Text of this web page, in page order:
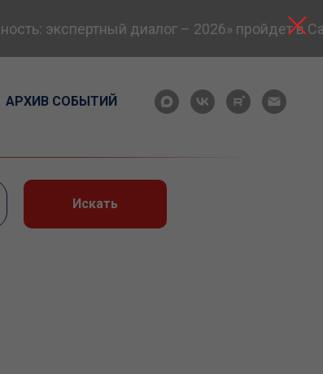
экспертный диалог – 2026» пройдет в
АРХИВ СОБЫТИЙ
Искать